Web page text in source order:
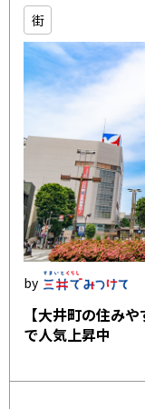
街
【大井町の住み
で人気上昇中